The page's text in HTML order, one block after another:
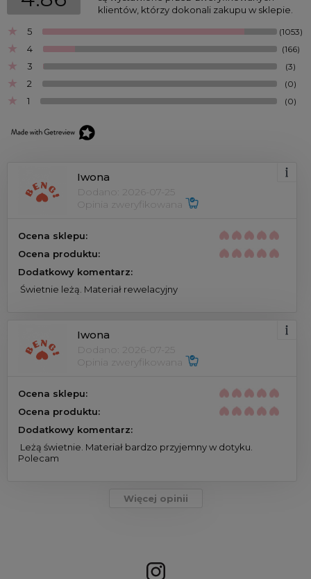
klientów, którzy dokonali zakupu w sklepie.
5
(1053)
4 (166)
3 (3)
2 (0)
1 (0)
Iwona
Dodano: 2026-07-25
Opinia zweryfikowana
Ocena sklepu:
Ocena produktu:
Dodatkowy komentarz:
Świetnie leżą. Materiał rewelacyjny
Iwona
Dodano: 2026-07-25
Opinia zweryfikowana
Ocena sklepu:
Ocena produktu:
Dodatkowy komentarz:
Polecam
Więcej opinii